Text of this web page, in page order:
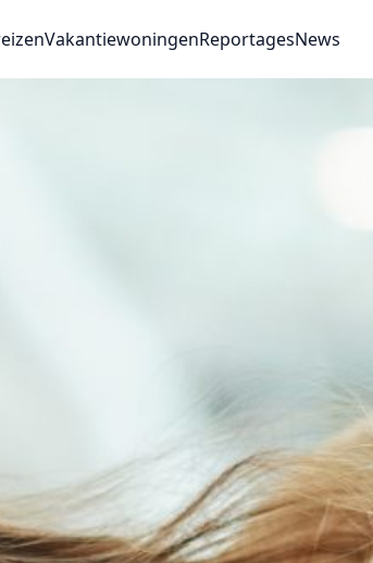
VakantiewoningenReportagesNews